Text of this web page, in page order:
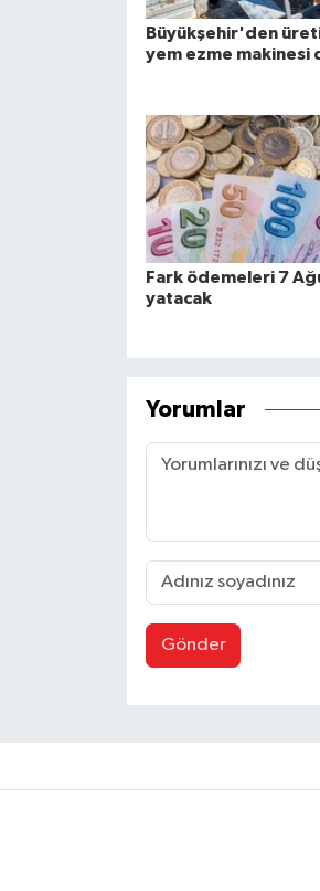
Büyükşehir'den
yem ezme makinesi
Fark ödemeleri 7
yatacak
Yorumlar
Gönder